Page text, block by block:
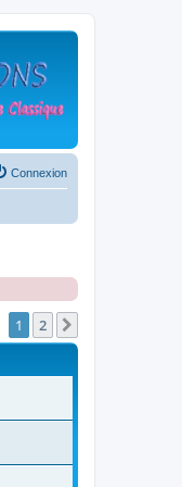
Connexion
1 2